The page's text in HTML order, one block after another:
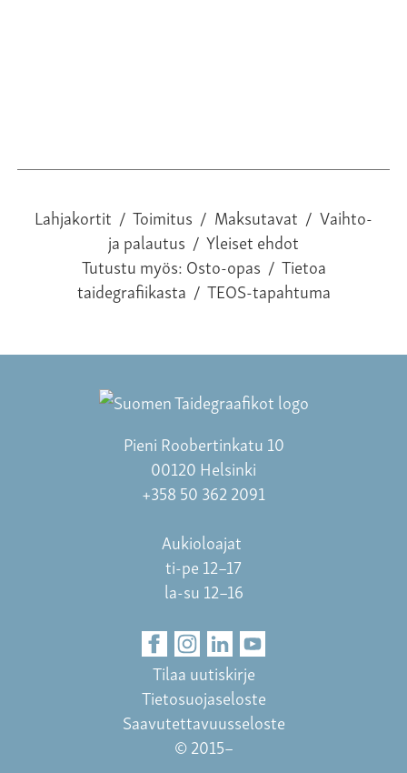
Lahjakortit / Toimitus / Maksutavat / Vaihto-
ja palautus / Yleiset ehdot
Tutustu myös:Osto-opas / Tietoa
taidegrafiikasta / TEOS-tapahtuma
Pieni Roobertinkatu 10
00120 Helsinki
+358 50 362 2091
Aukioloajat
ti-pe 12–17
la-su 12–16
Tilaa uutiskirje
Tietosuojaseloste
Saavutettavuusseloste
© 2015–